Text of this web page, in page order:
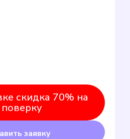
скидка 70% на
заявку